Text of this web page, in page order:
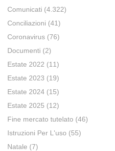
Comunicati (4.322)
Conciliazioni (41)
Coronavirus (76)
Documenti (2)
Estate 2022 (11)
Estate 2023 (19)
Estate 2024 (15)
Estate 2025 (12)
Fine mercato tutelato (46)
Istruzioni Per L'uso (55)
Natale (7)